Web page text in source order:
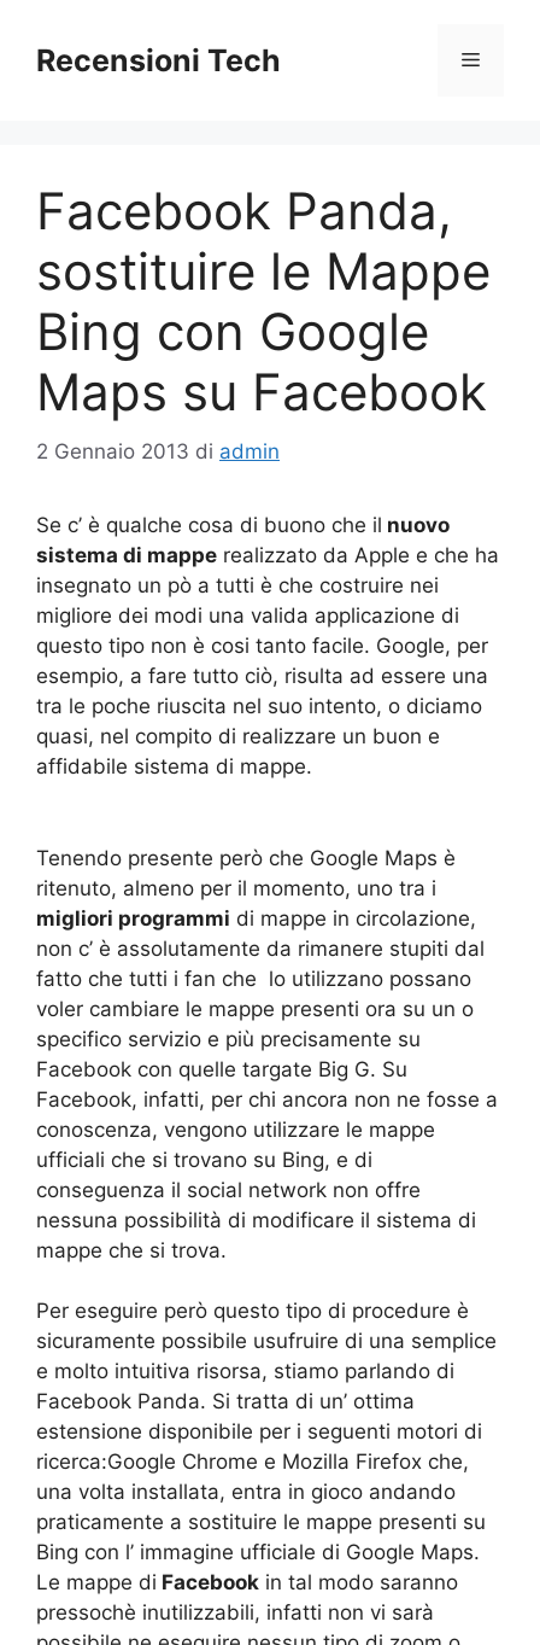
contenuto
Recensioni Tech Menu
Facebook Panda,
sostituire le Mappe
Bing con Google
Maps su Facebook
2 Gennaio 2013 di admin
Se c’ è qualche cosa di buono che il nuovo
sistema di mappe realizzato da Apple e che ha
insegnato un pò a tutti è che costruire nei
migliore dei modi una valida applicazione di
questo tipo non è cosi tanto facile. Google, per
esempio, a fare tutto ciò, risulta ad essere una
tra le poche riuscita nel suo intento, o diciamo
quasi, nel compito di realizzare un buon e
affidabile sistema di mappe.
Tenendo presente però che Google Maps è
ritenuto, almeno per il momento, uno tra i
migliori programmi di mappe in circolazione,
non c’ è assolutamente da rimanere stupiti dal
fatto che tutti i fan che lo utilizzano possano
voler cambiare le mappe presenti ora su un o
specifico servizio e più precisamente su
Facebook con quelle targate Big G. Su
Facebook, infatti, per chi ancora non ne fosse a
conoscenza, vengono utilizzare le mappe
ufficiali che si trovano su Bing, e di
conseguenza il social network non offre
nessuna possibilità di modificare il sistema di
mappe che si trova.
Per eseguire però questo tipo di procedure è
sicuramente possibile usufruire di una semplice
e molto intuitiva risorsa, stiamo parlando di
Facebook Panda. Si tratta di un’ ottima
estensione disponibile per i seguenti motori di
ricerca:Google Chrome e Mozilla Firefox che,
una volta installata, entra in gioco andando
praticamente a sostituire le mappe presenti su
Bing con l’ immagine ufficiale di Google Maps.
Le mappe di Facebook in tal modo saranno
pressochè inutilizzabili, infatti non vi sarà